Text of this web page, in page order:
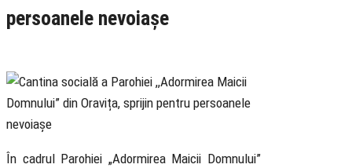
persoanele nevoiașe
În cadrul Parohiei „Adormirea Maicii Domnului”